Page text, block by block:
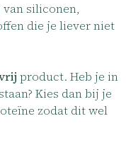
siliconen,
die je liever niet
product. Heb je in
Kies dan bij je
zodat dit wel